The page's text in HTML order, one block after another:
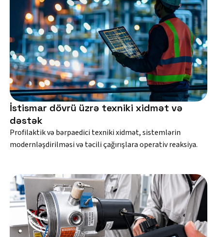
İstismar dövrü üzrə texniki xidmət və
dəstək
Profilaktik və bərpaedici texniki xidmət, sistemlərin
modernləşdirilməsi və təcili çağırışlara operativ reaksiya.